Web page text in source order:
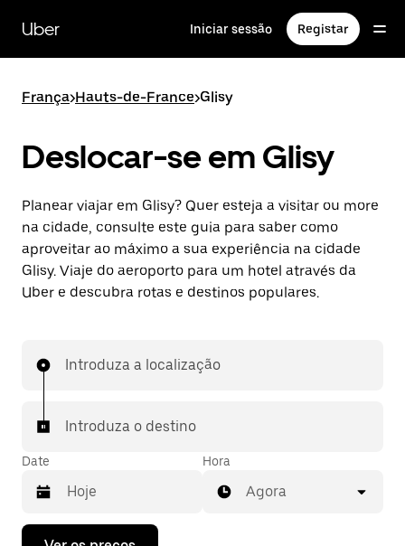
para
conteúdo
Uber Iniciar sessão Registar
França>Hauts-de-France>Glisy
Deslocar-se em Glisy
Planear viajar em Glisy? Quer esteja a visitar ou more
na cidade, consulte este guia para saber como
aproveitar ao máximo a sua experiência na cidade
Glisy. Viaje do aeroporto para um hotel através da
Uber e descubra rotas e destinos populares.
Introduza a localização
Introduza o destino
Date
Prima
Hora
Agora